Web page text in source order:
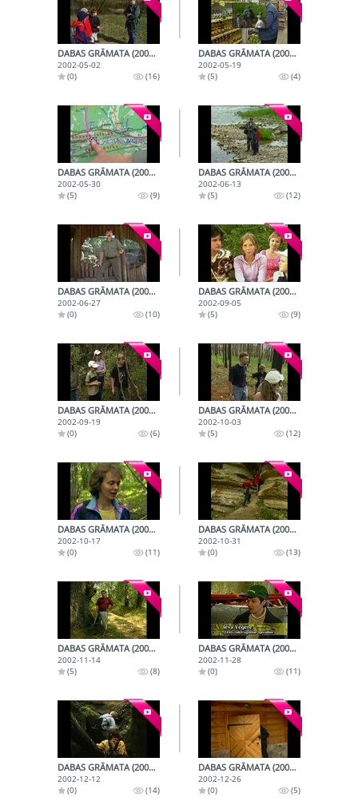
DABAS GRĀMATA (2002-05-02)
2002-05-02
(0)
(16)
DABAS GRĀMATA (2002-05-19)
2002-05-19
(5)
(4)
DABAS GRĀMATA (2002-05-30)
2002-05-30
(5)
(9)
DABAS GRĀMATA (2002-06-13)
2002-06-13
(5)
(12)
DABAS GRĀMATA (2002-06-27)
2002-06-27
(0)
(10)
DABAS GRĀMATA (2002-09-05)
2002-09-05
(5)
(9)
DABAS GRĀMATA (2002-09-19)
2002-09-19
(0)
(6)
DABAS GRĀMATA (2002-10-03)
2002-10-03
(5)
(12)
DABAS GRĀMATA (2002-10-17)
2002-10-17
(0)
(11)
DABAS GRĀMATA (2002-10-31)
2002-10-31
(0)
(13)
DABAS GRĀMATA (2002-11-14)
2002-11-14
(5)
(8)
DABAS GRĀMATA (2002-11-28)
2002-11-28
(0)
(11)
DABAS GRĀMATA (2002-12-12)
2002-12-12
(0)
(14)
DABAS GRĀMATA (2002-12-26)
2002-12-26
(0)
(5)